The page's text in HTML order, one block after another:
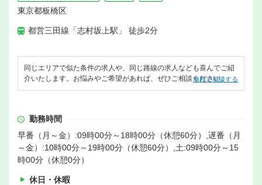
東京都板橋区
都営三田線「志村坂上駅」 徒歩2分
同じエリアで似た条件の求人や、同じ路線の求人なども喜んでご紹
介いたします。お悩みやご希望があれば、ぜひご相談ください。
無料で相談する
勤務時間
早番（月～金）:09時00分～18時00分（休憩60分）,遅番（月
～金）:10時00分～19時00分（休憩60分）,土:09時00分～15
時00分（休憩0分）
休日・休暇